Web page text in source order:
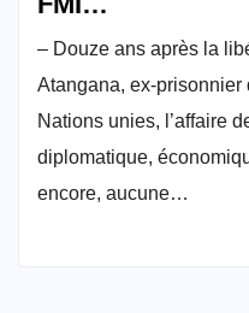
– Douze ans après la
Atangana, ex-prisonnier
Nations unies, l’affaire
diplomatique,
encore, aucune…